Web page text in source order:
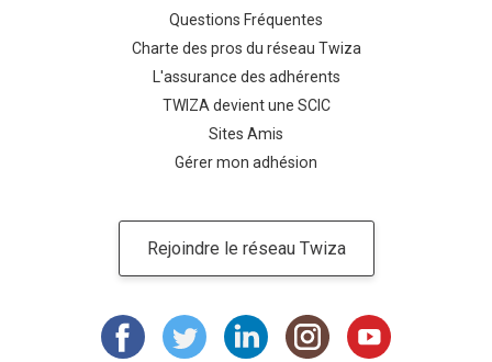
Questions Fréquentes
Charte des pros du réseau Twiza
L'assurance des adhérents
TWIZA devient une SCIC
Sites Amis
Gérer mon adhésion
Rejoindre le réseau Twiza